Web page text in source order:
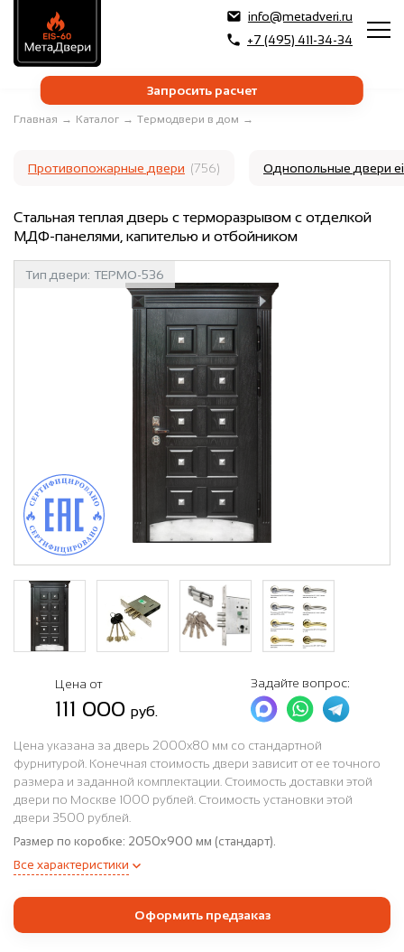
info@metadveri.ru
+7 (495) 411-34-34
Запросить расчет
Главная → Каталог → Термодвери в дом →
Противопожарные двери (756) Однопольные двери
Стальная теплая дверь с терморазрывом с отделкой
МДФ-панелями, капителью и отбойником
Тип двери: ТЕРМО-536
Цена от
111 000 руб.
Задайте вопрос:
Цена указана за дверь 2000x80 мм со стандартной
фурнитурой. Конечная стоимость двери зависит от ее точного
размера и заданной комплектации. Стоимость доставки этой
двери по Москве 1000 рублей. Стоимость установки этой
двери 3500 рублей.
Размер по коробке: 2050x900 мм (стандарт).
Все характеристики
Оформить предзаказ